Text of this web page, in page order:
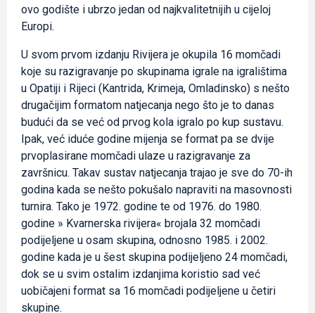
ovo godište i ubrzo jedan od najkvalitetnijih u cijeloj
Europi.
U svom prvom izdanju Rivijera je okupila 16 momčadi
koje su razigravanje po skupinama igrale na igralištima
u Opatiji i Rijeci (Kantrida, Krimeja, Omladinsko) s nešto
drugačijim formatom natjecanja nego što je to danas
budući da se već od prvog kola igralo po kup sustavu.
Ipak, već iduće godine mijenja se format pa se dvije
prvoplasirane momčadi ulaze u razigravanje za
završnicu. Takav sustav natjecanja trajao je sve do 70-ih
godina kada se nešto pokušalo napraviti na masovnosti
turnira. Tako je 1972. godine te od 1976. do 1980.
godine » Kvarnerska rivijera« brojala 32 momčadi
podijeljene u osam skupina, odnosno 1985. i 2002.
godine kada je u šest skupina podijeljeno 24 momčadi,
dok se u svim ostalim izdanjima koristio sad već
uobičajeni format sa 16 momčadi podijeljene u četiri
skupine.